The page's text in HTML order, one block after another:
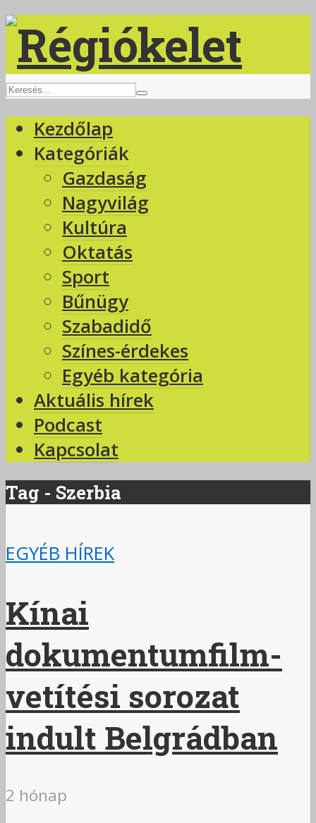
Kezdőlap
Kategóriák
Gazdaság
Nagyvilág
Kultúra
Oktatás
Sport
Bűnügy
Szabadidő
Színes-érdekes
Egyéb kategória
Aktuális hírek
Podcast
Kapcsolat
Tag - Szerbia
EGYÉB HÍREK
Kínai
dokumentumfilm-
vetítési sorozat
indult Belgrádban
2 hónap